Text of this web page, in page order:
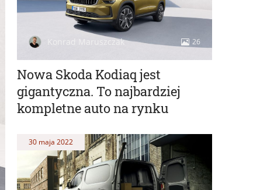
Nowa Skoda Kodiaq jest
gigantyczna. To najbardziej
kompletne auto na rynku
Konrad Maruszczak 26
30 maja 2022